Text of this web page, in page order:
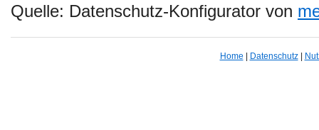
Quelle: Datenschutz-Konfigurator von
Home Datenschutz|